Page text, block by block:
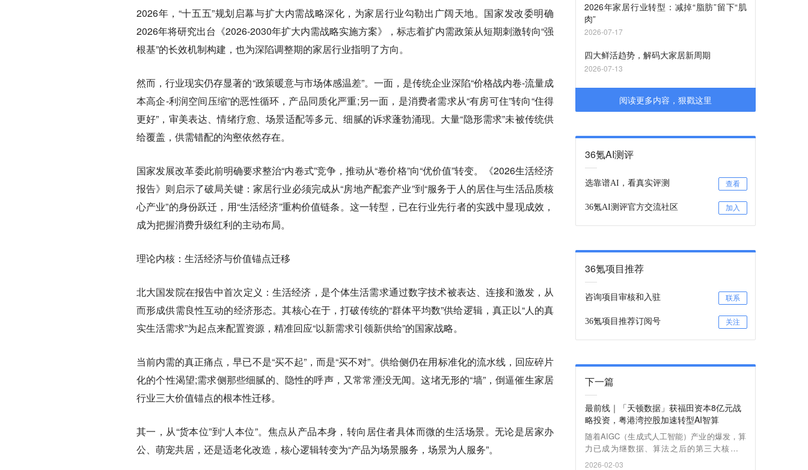
2026年，“十五五”规划启幕与扩大内需战略深化，为家居行业勾勒出广阔天地。国家发改委明确
2026年将研究出台《2026-2030年扩大内需战略实施方案》，标志着扩内需政策从短期刺激转向“强
根基”的长效机制构建，也为深陷调整期的家居行业指明了方向。
然而，行业现实仍存显著的“政策暖意与市场体感温差”。一面，是传统企业深陷“价格战内卷-流量成
本高企-利润空间压缩”的恶性循环，产品同质化严重;另一面，是消费者需求从“有房可住”转向“住得
更好”，审美表达、情绪疗愈、场景适配等多元、细腻的诉求蓬勃涌现。大量“隐形需求”未被传统供
给覆盖，供需错配的沟壑依然存在。
国家发展改革委此前明确要求整治“内卷式”竞争，推动从“卷价格”向“优价值”转变。《2026生活经济
报告》则启示了破局关键：家居行业必须完成从“房地产配套产业”到“服务于人的居住与生活品质核
心产业”的身份跃迁，用“生活经济”重构价值链条。这一转型，已在行业先行者的实践中显现成效，
成为把握消费升级红利的主动布局。
理论内核：生活经济与价值锚点迁移
北大国发院在报告中首次定义：生活经济，是个体生活需求通过数字技术被表达、连接和激发，从
而形成供需良性互动的经济形态。其核心在于，打破传统的“群体平均数”供给逻辑，真正以“人的真
实生活需求”为起点来配置资源，精准回应“以新需求引领新供给”的国家战略。
当前内需的真正痛点，早已不是“买不起”，而是“买不对”。供给侧仍在用标准化的流水线，回应碎片
化的个性渴望;需求侧那些细腻的、隐性的呼声，又常常湮没无闻。这堵无形的“墙”，倒逼催生家居
行业三大价值锚点的根本性迁移。
其一，从“货本位”到“人本位”。焦点从产品本身，转向居住者具体而微的生活场景。无论是居家办
公、萌宠共居，还是适老化改造，核心逻辑转变为“产品为场景服务，场景为人服务”。
2026年家居行业转型：减掉“脂肪”留下“肌
肉”
2026-07-17
四大鲜活趋势，解码大家居新周期
2026-07-13
阅读更多内容，狠戳这里
36氪AI测评
选靠谱AI，看真实评测 查看
36氪AI测评官方交流社区 加入
36氪项目推荐
咨询项目审核和入驻 联系
36氪项目推荐订阅号 关注
下一篇
最前线｜「天顿数据」获福田资本8亿元战
略投资，粤港湾控股加速转型AI智算
随着AIGC（生成式人工智能）产业的爆发，算
力已成为继数据、算法之后的第三大核心要
素。
2026-02-03